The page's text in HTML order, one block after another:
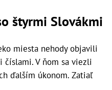
štyrmi Slovákmi
miesta nehody objavili
číslami. V ňom sa viezli
ďalším úkonom. Zatiaľ